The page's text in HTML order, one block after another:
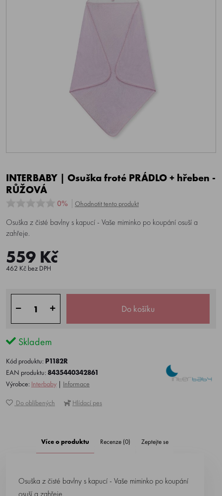
INTERBABY | Osuška froté PRÁDLO + hřeben -
RŮŽOVÁ
0% Ohodnotit tento produkt
Osuška z čisté bavlny s kapucí - Vaše miminko po koupání osuší a
zahřeje.
559 Kč
462 Kč bez DPH
Do košíku
Skladem
Kód produktu: P1182R
EAN produktu:8435440342861
Výrobce: Interbaby | Informace
Do oblíbených Hlídací pes
Více o produktu Recenze (0) Zeptejte se
Osuška z čisté bavlny s kapucí - Vaše miminko po koupání
osuší a zahřeje.